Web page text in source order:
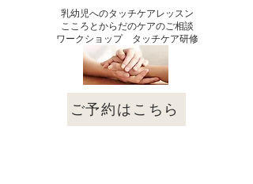
​乳幼児へのタッチケアレッスン
こころとからだのケアのご相談
​ワークショップ タッチケア研修
ご予約はこちら
​開講している講座・ワークショップ
​＊最新の開講情報はこちらの「開講講座・ワ
ークショップ開催情報」 をご覧ください。